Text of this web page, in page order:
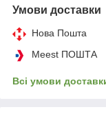
Умови доставки
Нова Пошта
Meest ПОШТА
Всі умови